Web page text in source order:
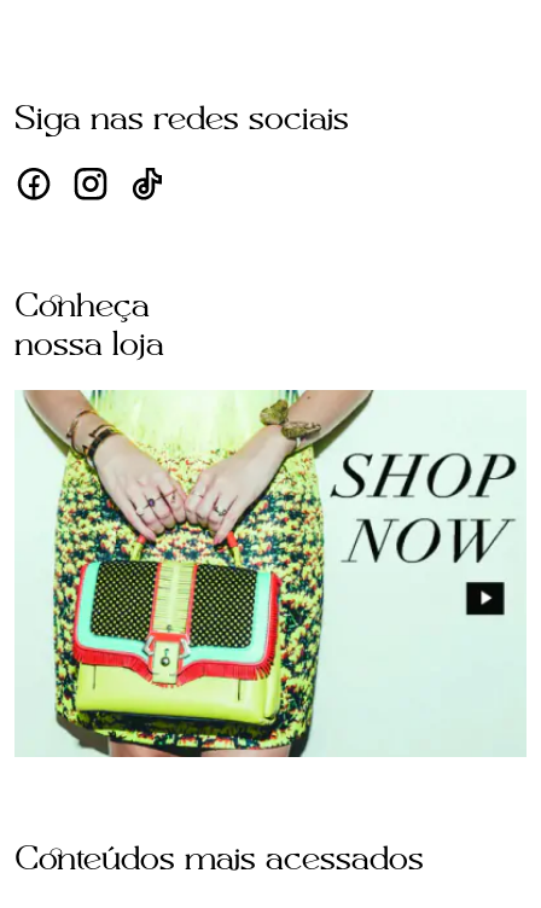
Siga nas redes sociais
Conheça
nossa loja
Conteúdos mais acessados